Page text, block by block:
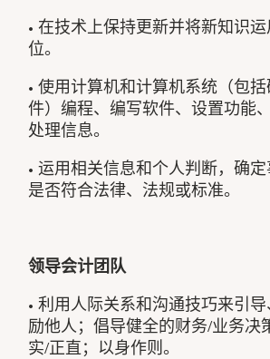
• 在技术上保持更新并将新知识
位。
• 使用计算机和计算机系统（包
件）编程、编写软件、设置功能
处理信息。
• 运用相关信息和个人判断，确
是否符合法律、法规或标准。
领导会计团队
• 利用人际关系和沟通技巧来引
励他人；倡导健全的财务/业务决
实/正直；以身作则。